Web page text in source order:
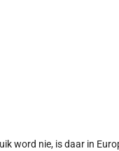
word nie, is daar in